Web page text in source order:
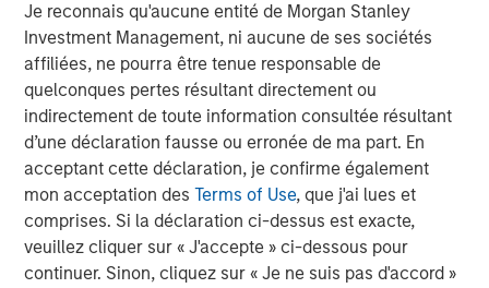
Je reconnais qu'aucune entité de Morgan Stanley
Investment Management, ni aucune de ses sociétés
affiliées, ne pourra être tenue responsable de
quelconques pertes résultant directement ou
indirectement de toute information consultée résultant
d’une déclaration fausse ou erronée de ma part. En
acceptant cette déclaration, je confirme également
mon acceptation desTerms of Use, que j'ai lues et
comprises. Si la déclaration ci-dessus est exacte,
veuillez cliquer sur « J'accepte » ci-dessous pour
continuer. Sinon, cliquez sur « Je ne suis pas d'accord »
Where should our focus be when determining
whether a company is worth an investment?
Bloomberg gives us some actual empirical
answers. 5
Bucketing stocks based on specific company
characteristics, we can see which of these
attributes truly mattered long-term and which did
not.
Bloomberg assesses stocks using various